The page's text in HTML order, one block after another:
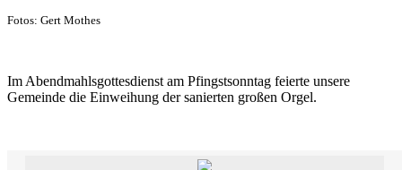
Fotos: Gert Mothes
Im Abendmahlsgottesdienst am Pfingstsonntag feierte unsere
Gemeinde die Einweihung der sanierten großen Orgel.